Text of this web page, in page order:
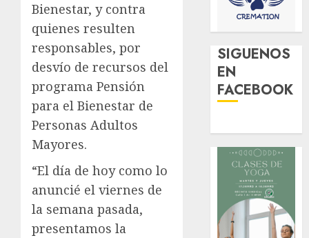
Bienestar, y contra
quienes resulten
responsables, por
desvío de recursos del
programa Pensión
para el Bienestar de
Personas Adultos
Mayores.
“El día de hoy como lo
anuncié el viernes de
la semana pasada,
presentamos la
SIGUENOS
EN
FACEBOOK